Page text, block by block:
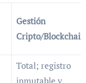
Gestión
Cripto/Blockchain
Total; registro